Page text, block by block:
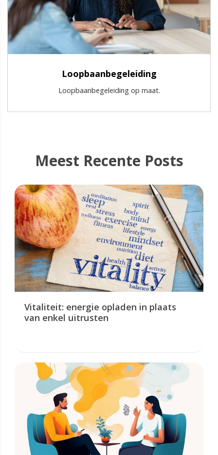
Loopbaanbegeleiding
Loopbaanbegeleiding op maat.
Meest Recente Posts
Vitaliteit: energie opladen in plaats
van enkel uitrusten